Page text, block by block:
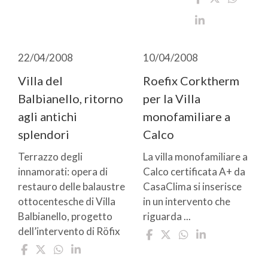
22/04/2008
Villa del
Balbianello, ritorno
agli antichi
splendori
Terrazzo degli
innamorati: opera di
restauro delle balaustre
ottocentesche di Villa
Balbianello, progetto
dell’intervento di Röfix
10/04/2008
Roefix Corktherm
per la Villa
monofamiliare a
Calco
La villa monofamiliare a
Calco certificata A+ da
CasaClima si inserisce
in un intervento che
riguarda ...